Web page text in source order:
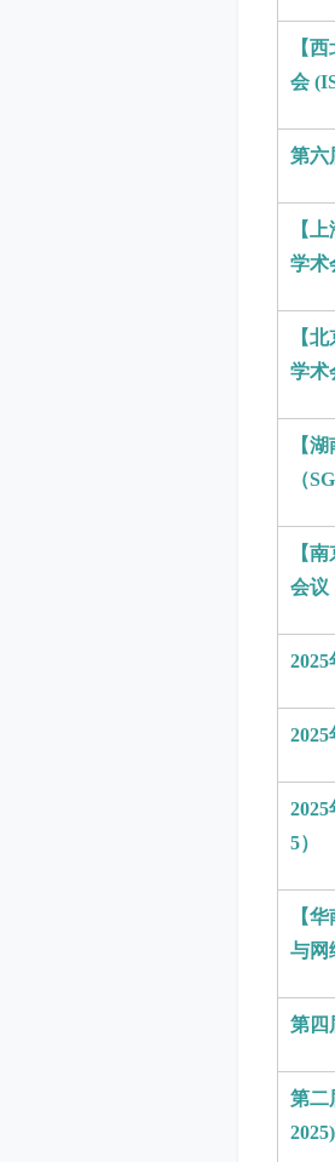
【
会
第六
【
学术
【
学术
【
（
【
会议
5）
【
与网
第四
第二
2025)